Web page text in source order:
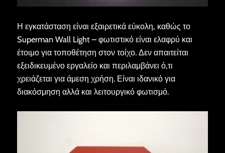
Η εγκατάσταση είναι εξαιρετικά εύκολη, καθώς το
Superman Wall Light – φωτιστικό είναι ελαφρύ και
έτοιμο για τοποθέτηση στον τοίχο. Δεν απαιτείται
εξειδικευμένο εργαλείο και περιλαμβάνει ό,τι
χρειάζεται για άμεση χρήση. Είναι ιδανικό για
διακόσμηση αλλά και λειτουργικό φωτισμό.